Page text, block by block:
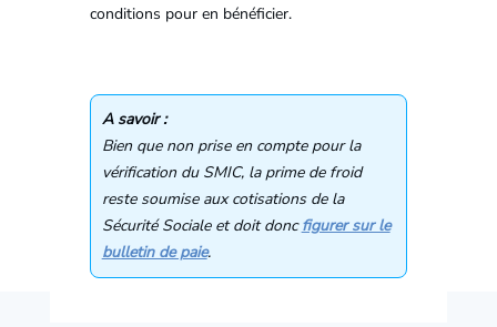
conditions pour en bénéficier.
A savoir :
Bien que non prise en compte pour la
vérification du SMIC, la prime de froid
reste soumise aux cotisations de la
Sécurité Sociale et doit doncfigurer sur le
bulletin de paie.